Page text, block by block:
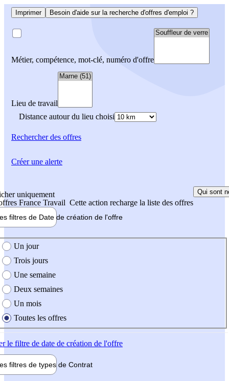
Imprimer Besoin d'aide sur la recherche d'offres d'emploi ?
Métier, compétence, mot-clé, numéro d'offre
Lieu de travail
Distance autour du lieu choisi
Rechercherdes offres
uniquement
France Travail Cette action recharge la liste des offres
Qui sont
filtres de Date de création de l'offre
création de l'offre
Un jour
Trois jours
Une semaine
Deux semaines
Un mois
Toutes les offres
le filtre de date de création de l'offre
filtres de types de Contrat
Créer une alerte